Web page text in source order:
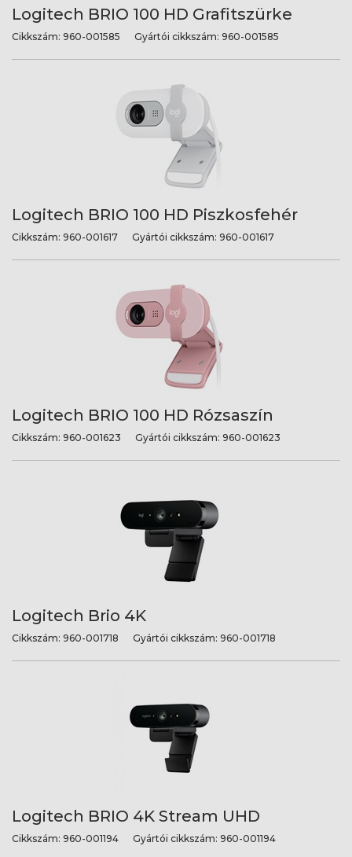
Logitech BRIO 100 HD Grafitszürke
Cikkszám: 960-001585 Gyártói cikkszám: 960-001585
Logitech BRIO 100 HD Piszkosfehér
Cikkszám: 960-001617 Gyártói cikkszám: 960-001617
Logitech BRIO 100 HD Rózsaszín
Cikkszám: 960-001623 Gyártói cikkszám: 960-001623
Logitech Brio 4K
Cikkszám: 960-001718 Gyártói cikkszám: 960-001718
Logitech BRIO 4K Stream UHD
Cikkszám: 960-001194 Gyártói cikkszám: 960-001194